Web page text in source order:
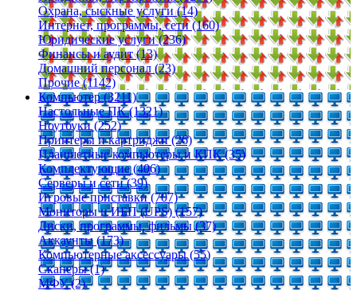
Охрана, сыскные услуги (14)
Интернет, программы, сети (160)
Юридические услуги (236)
Финансы и аудит (13)
Домашний персонал (23)
Прочие (1142)
Компьютер (3211)
Настольные ПК (1321)
Ноутбуки (252)
Принтеры и картриджи (26)
Планшетные компьютеры и КПК (35)
Комплектующие (406)
Серверы и сети (39)
Игровые приставки (707)
Мониторы и ИБП (UPS) (157)
Диски, программы, фильмы (37)
Аккаунты (173)
Компьютерные аксессуары (55)
Сканеры (1)
МФУ (2)